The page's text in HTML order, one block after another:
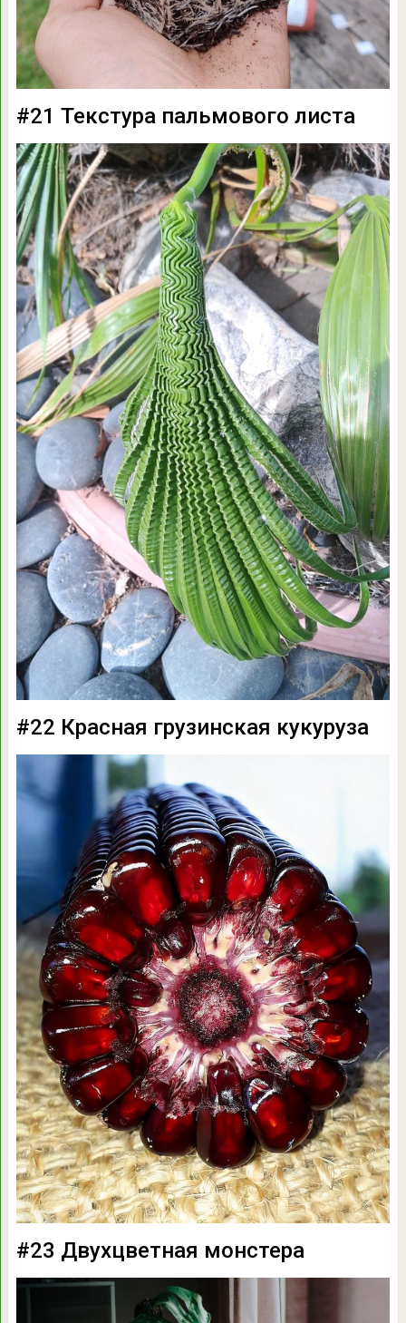
#21 Текстура пальмового листа
#22 Красная грузинская кукуруза
#23 Двухцветная монстера